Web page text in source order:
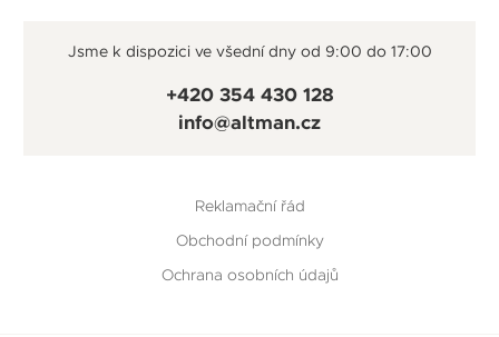
Jsme k dispozici ve všední dny od 9:00 do 17:00
+420 354 430 128
info@altman.cz
Reklamační řád
Obchodní podmínky
Ochrana osobních údajů